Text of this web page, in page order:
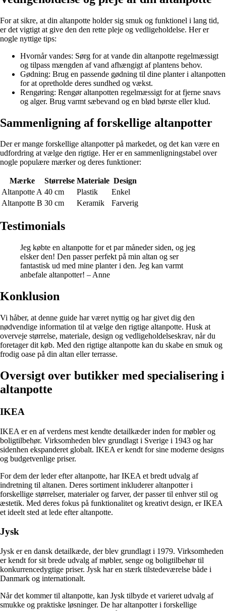
For at sikre, at din altanpotte holder sig smuk og funktionel i lang tid,
er det vigtigt at give den den rette pleje og vedligeholdelse. Her er
nogle nyttige tips:
Hvornår vandes: Sørg for at vande din altanpotte regelmæssigt
og tilpass mængden af ​​vand afhængigt af plantens behov.
Gødning: Brug en passende gødning til dine planter i altanpotten
for at opretholde deres sundhed og vækst.
Rengøring: Rengør altanpotten regelmæssigt for at fjerne snavs
og alger. Brug varmt sæbevand og en blød børste eller klud.
Sammenligning af forskellige altanpotter
Der er mange forskellige altanpotter på markedet, og det kan være en
udfordring at vælge den rigtige. Her er en sammenligningstabel over
nogle populære mærker og deres funktioner:
Mærke Størrelse Materiale Design
Altanpotte A 40 cm Plastik
Enkel
Altanpotte B 30 cm Keramik Farverig
Testimonials
Jeg købte en altanpotte for et par måneder siden, og jeg
elsker den! Den passer perfekt på min altan og ser
fantastisk ud med mine planter i den. Jeg kan varmt
anbefale altanpotter! – Anne
Konklusion
Vi håber, at denne guide har været nyttig og har givet dig den
nødvendige information til at vælge den rigtige altanpotte. Husk at
overveje størrelse, materiale, design og vedligeholdelseskrav, når du
foretager dit køb. Med den rigtige altanpotte kan du skabe en smuk og
frodig oase på din altan eller terrasse.
Oversigt over butikker med specialisering i
altanpotte
IKEA
IKEA er en af verdens mest kendte detailkæder inden for møbler og
boligtilbehør. Virksomheden blev grundlagt i Sverige i 1943 og har
sidenhen ekspanderet globalt. IKEA er kendt for sine moderne designs
og budgetvenlige priser.
For dem der leder efter altanpotte, har IKEA et bredt udvalg af
indretning til altanen. Deres sortiment inkluderer altanpotter i
forskellige størrelser, materialer og farver, der passer til enhver stil og
æstetik. Med deres fokus på funktionalitet og kreativt design, er IKEA
et ideelt sted at lede efter altanpotte.
Jysk
Jysk er en dansk detailkæde, der blev grundlagt i 1979. Virksomheden
er kendt for sit brede udvalg af møbler, senge og boligtilbehør til
konkurrencedygtige priser. Jysk har en stærk tilstedeværelse både i
Danmark og internationalt.
Når det kommer til altanpotte, kan Jysk tilbyde et varieret udvalg af
smukke og praktiske løsninger. De har altanpotter i forskellige